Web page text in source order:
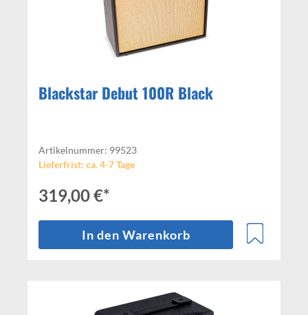
Blackstar Debut 100R Black
Artikelnummer: 99523
Lieferfrist: ca. 4-7 Tage
319,00 €*
In den Warenkorb